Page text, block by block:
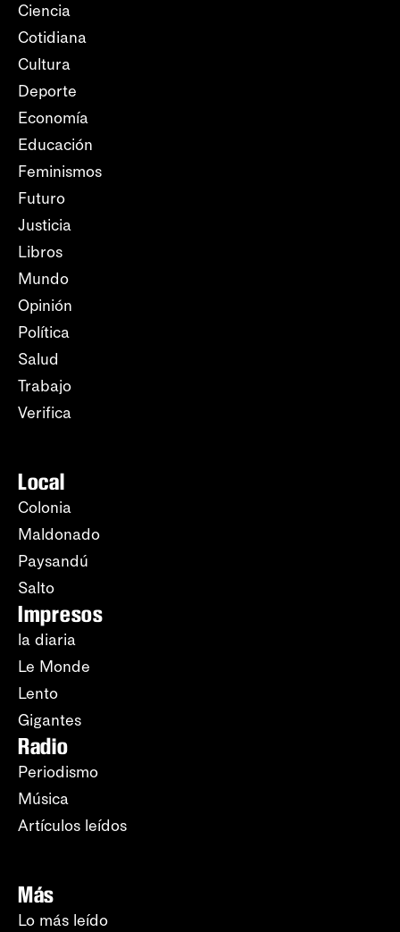
Ciencia
Cotidiana
Cultura
Deporte
Economía
Educación
Feminismos
Futuro
Justicia
Libros
Mundo
Opinión
Política
Salud
Trabajo
Verifica
Local
Colonia
Maldonado
Paysandú
Salto
Impresos
la diaria
Le Monde
Lento
Gigantes
Radio
Periodismo
Música
Artículos leídos
Más
Lo más leído